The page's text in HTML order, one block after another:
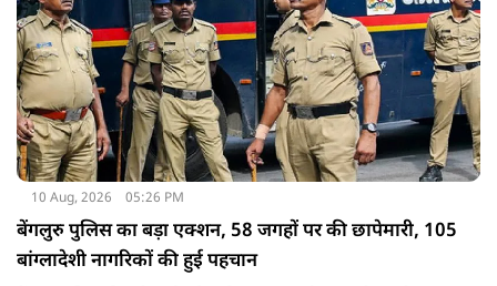
10 Aug, 2026 05:26 PM
बेंगलुरु पुलिस का बड़ा एक्शन, 58 जगहों पर की छापेमारी, 105
बांग्लादेशी नागरिकों की हुई पहचान